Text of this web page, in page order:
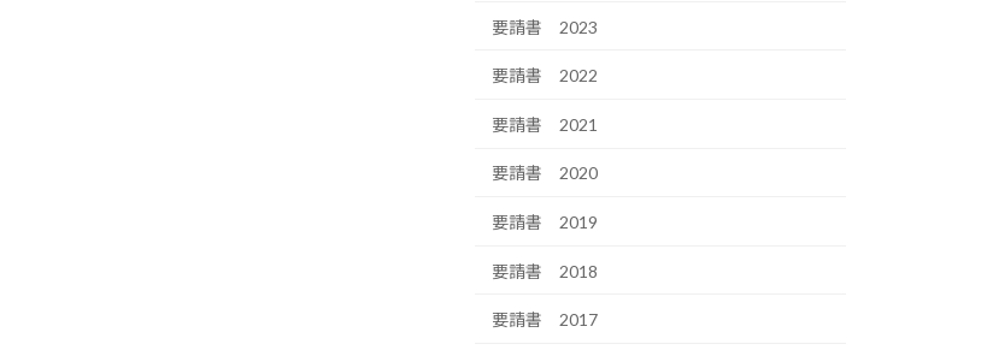
要請書 2023
要請書 2022
要請書 2021
要請書 2020
要請書 2019
要請書 2018
要請書 2017